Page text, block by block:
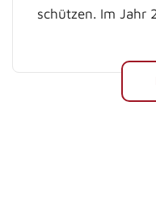
schützen. Im Jahr